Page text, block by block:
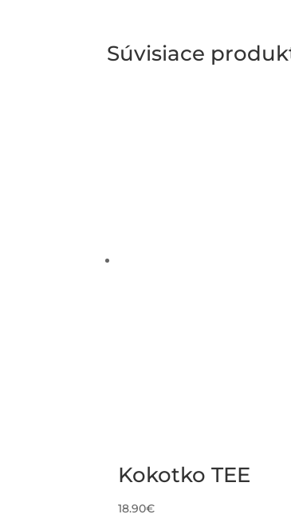
Súvisiace
Kokotko TEE
18.90€